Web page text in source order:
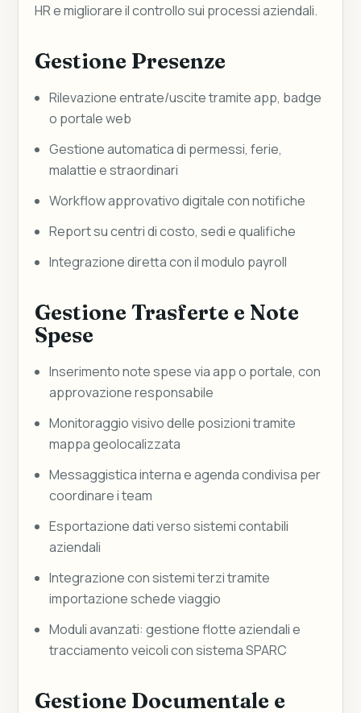
HR e migliorare il controllo sui processi aziendali.
Gestione Presenze
Rilevazione entrate/uscite tramite app, badge
o portale web
Gestione automatica di permessi, ferie,
malattie e straordinari
Workflow approvativo digitale con notifiche
Report su centri di costo, sedi e qualifiche
Integrazione diretta con il modulo payroll
Gestione Trasferte e Note
Spese
Inserimento note spese via app o portale, con
approvazione responsabile
Monitoraggio visivo delle posizioni tramite
mappa geolocalizzata
Messaggistica interna e agenda condivisa per
coordinare i team
Esportazione dati verso sistemi contabili
aziendali
Integrazione con sistemi terzi tramite
importazione schede viaggio
Moduli avanzati: gestione flotte aziendali e
tracciamento veicoli con sistema SPARC
Gestione Documentale e